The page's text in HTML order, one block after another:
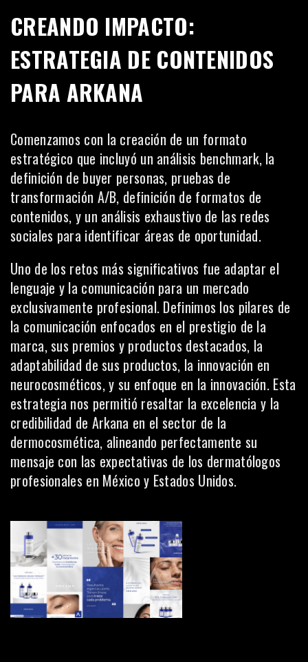
CREANDO IMPACTO:
ESTRATEGIA DE CONTENIDOS
PARA ARKANA
Comenzamos con la creación de un formato
estratégico que incluyó un análisis benchmark, la
definición de buyer personas, pruebas de
transformación A/B, definición de formatos de
contenidos, y un análisis exhaustivo de las redes
sociales para identificar áreas de oportunidad.
Uno de los retos más significativos fue adaptar el
lenguaje y la comunicación para un mercado
exclusivamente profesional. Definimos los pilares de
la comunicación enfocados en el prestigio de la
marca, sus premios y productos destacados, la
adaptabilidad de sus productos, la innovación en
neurocosméticos, y su enfoque en la innovación. Esta
estrategia nos permitió resaltar la excelencia y la
credibilidad de Arkana en el sector de la
dermocosmética, alineando perfectamente su
mensaje con las expectativas de los dermatólogos
profesionales en México y Estados Unidos.